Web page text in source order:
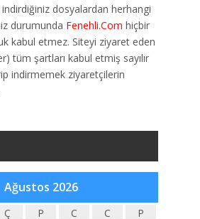
indirdiğiniz dosyalardan herhangi
durumunda Fenehli.Com hiçbir
kabul etmez. Siteyi ziyaret eden
tüm şartları kabul etmiş sayılır
indirmemek ziyaretçilerin
Ağustos 2026
Ç P C C
P